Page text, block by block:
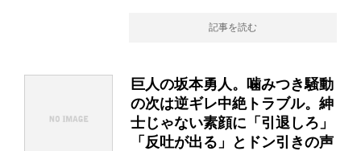
記事を読む
巨人の坂本勇人。噛みつき騒動
の次は逆ギレ中絶トラブル。紳
士じゃない素顔に「引退しろ」
「反吐が出る」とドン引きの声